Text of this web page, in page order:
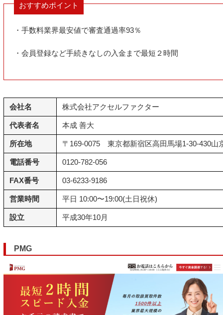
おすすめポイント
・手数料業界最安値で審査通過率93％
・会員登録など手続きなしの入金まで最短２時間
会社名 株式会社アクセルファクター
代表者名 本成 善大
所在地 〒169-0075 東京都新宿区高田馬場1-30-430山
電話番号 0120-782-056
FAX番号 03-6233-9186
営業時間 平日 10:00〜19:00(土日祝休)
設立 平成30年10月
PMG